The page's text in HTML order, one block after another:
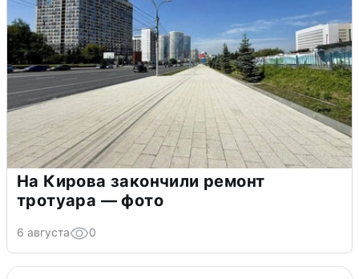
На Кирова закончили ремонт
тротуара — фото
6 августа 0